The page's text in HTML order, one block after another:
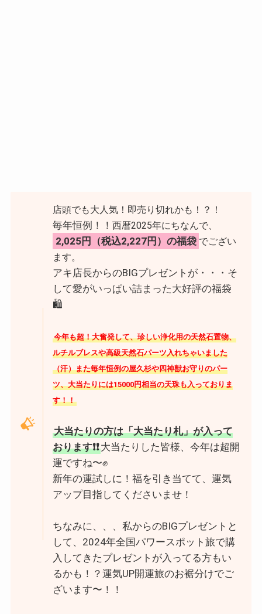
店頭でも大人気！即売り切れかも！？！
毎年恒例！！西暦2025年にちなんで、
2,025円（税込2,227円）の福袋 でござい
ます。
アキ店長からのBIGプレゼントが・・・そ
して愛がいっぱい詰まった大好評の福袋
🛍
今年も超！大奮発して、珍しい浄化用の天然石置物、
ルチルブレスや高級天然石パーツ入れちゃいました
（汗）また毎年恒例の屋久杉や四神獣お守りのパー
ツ、大当たりには15000円相当の天珠も入っておりま
す！！
大当たりの方は「大当たり札」が入って
おります❗️❗️大当たりした皆様、今年は超開
運ですね〜✊
新年の運試しに！福を引き当てて、運気
アップ目指してくださいませ！
ちなみに、、、私からのBIGプレゼントと
して、2024年全国パワースポット旅で購
入してきたプレゼントが入ってる方もい
るかも！？運気UP開運旅のお裾分けでご
ざいます〜！！